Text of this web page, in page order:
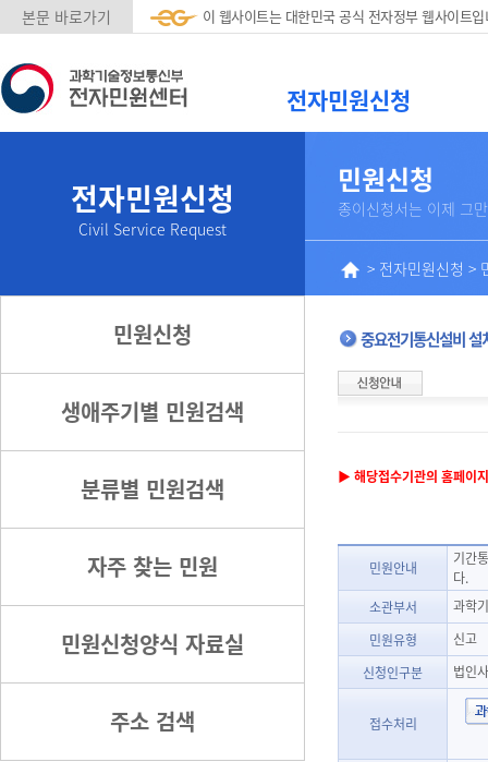
본문 바로가기 이 웹사이트는 대한민국 공식 전자정부 웹사이트
전자민원신청
전자민원신청
Civil Service Request
민원신청
생애주기별 민원검색
분류별 민원검색
자주 찾는 민원
민원신청양식 자료실
주소 검색
민원신청
종이신청서는 이제 그
> 전자민원신청 >
중요전기통신설비 설
▶ 해당접수기관의 홈페이
민원안내
기간
다.
소관부서
과학
민원유형
신고
신청인구분
법인
접수처리